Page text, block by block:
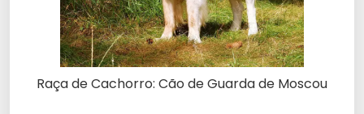
Raça de Cachorro: Cão de Guarda de Moscou